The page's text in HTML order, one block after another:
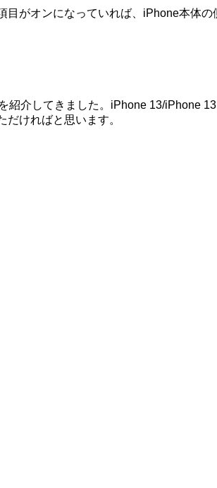
がオンになっていれば、iPhone本体
介してきました。iPhone 13/iPhone
ければと思います。